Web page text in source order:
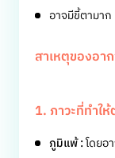
อาจมีขี้ตามา
สาเหตุของอา
1. ภาวะที่ทำใ
ภูมิแพ้ :โดยอ